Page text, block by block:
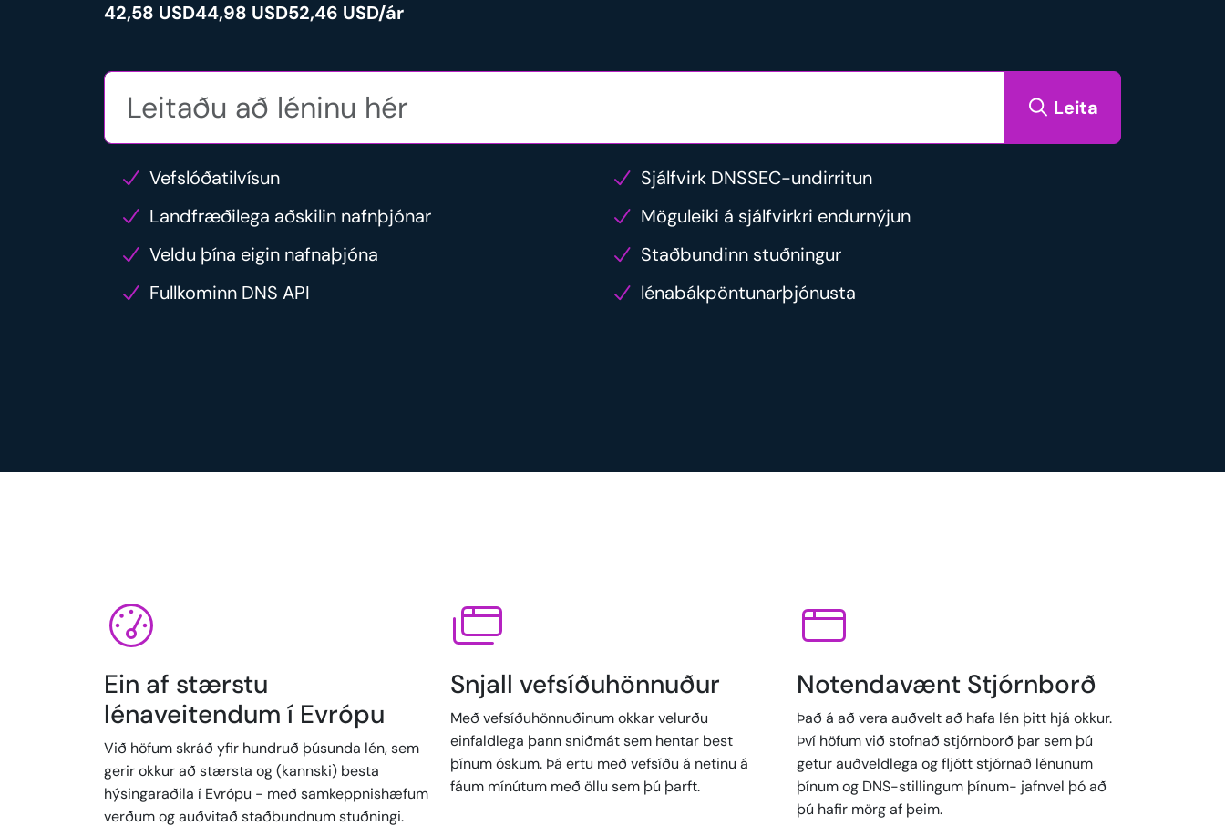
42,58 USD44,98 USD52,46 USD/ár
Leita
Vefslóðatilvísun
Sjálfvirk DNSSEC-undirritun
Landfræðilega aðskilin nafnþjónar
Möguleiki á sjálfvirkri endurnýjun
Veldu þína eigin nafnaþjóna
Staðbundinn stuðningur
Fullkominn DNS API
lénabákpöntunarþjónusta
Ein af stærstu
lénaveitendum í Evrópu
Við höfum skráð yfir hundruð þúsunda lén, sem
gerir okkur að stærsta og (kannski) besta
hýsingaraðila í Evrópu - með samkeppnishæfum
verðum og auðvitað staðbundnum stuðningi.
Snjall vefsíðuhönnuður
Með vefsíðuhönnuðinum okkar velurðu
einfaldlega þann sniðmát sem hentar best
þínum óskum. Þá ertu með vefsíðu á netinu á
fáum mínútum með öllu sem þú þarft.
Notendavænt Stjórnborð
Það á að vera auðvelt að hafa lén þitt hjá okkur.
Því höfum við stofnað stjórnborð þar sem þú
getur auðveldlega og fljótt stjórnað lénunum
þínum og DNS-stillingum þínum- jafnvel þó að
þú hafir mörg af þeim.